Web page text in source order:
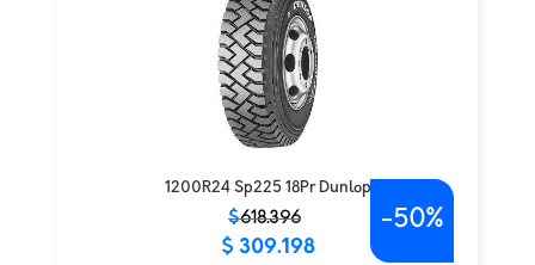
1200R24 Sp225 18Pr Dunlop
$618.396
$ 309.198
-50%